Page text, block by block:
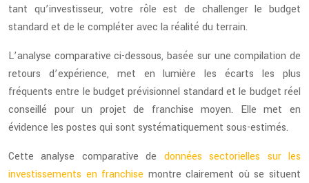
tant qu’investisseur, votre rôle est de challenger le budget
standard et de le compléter avec la réalité du terrain.
L’analyse comparative ci-dessous, basée sur une compilation de
retours d’expérience, met en lumière les écarts les plus
fréquents entre le budget prévisionnel standard et le budget réel
conseillé pour un projet de franchise moyen. Elle met en
évidence les postes qui sont systématiquement sous-estimés.
Cette analyse comparative de données sectorielles sur les
investissements en franchise montre clairement où se situent